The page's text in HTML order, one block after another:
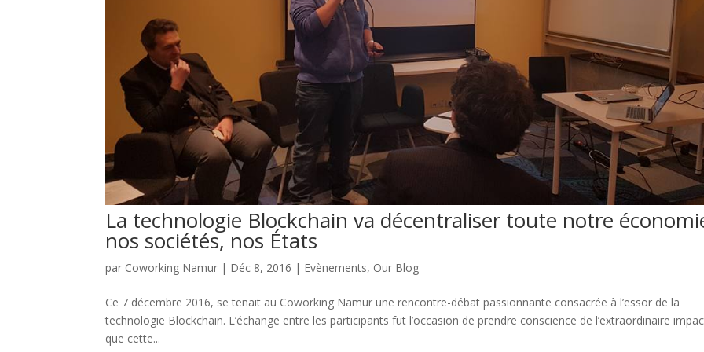
La technologie Blockchain va décentraliser toute notre
nos sociétés, nos États
par Coworking Namur | Déc 8, 2016 | Evènements, Our Blog
Ce 7 décembre 2016, se tenait au Coworking Namur une rencontre-débat passionnante consacrée à l’essor de la
technologie Blockchain. L’échange entre les participants fut l’occasion de prendre conscience de l’extraordinaire
que cette...